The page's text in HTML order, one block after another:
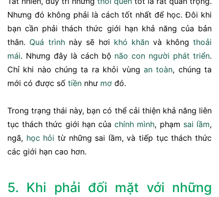
Nhưng đó không phải là cách tốt nhất để học. Đôi khi
bạn cần phải thách thức giới hạn khả năng của bản
thân. Quá trìnhnày sẽ hơi khó khăn và khôngthoải
mái. Nhưng đây là cách bộ não con người phát triển.
Chỉ khi nào chúng ta ra khỏi vùng an toàn, chúng ta
mới có được số tiền như mơ đó.
Trong trạng thái này, bạn có thể cải thiện khả năng liên
tục thách thức giới hạn củachính mình, phạm sai lầm,
ngã, học hỏi từ những sai lầm, và tiếp tục thách thức
các giới hạn cao hơn.
5. Khi phải đối mặt với những